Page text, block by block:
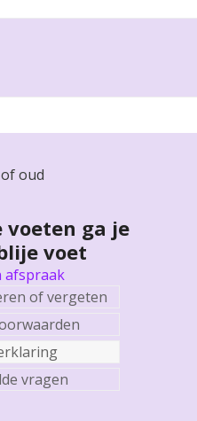
oud
voeten ga je
voet
afspraak
of vergeten
vragen